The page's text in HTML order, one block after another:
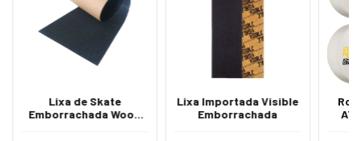
Lixa de Skate
Emborrachada Wood
Lixa Importada Visible
Emborrachada